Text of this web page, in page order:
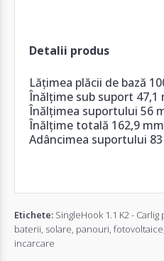
Detalii produs
Lățimea plăcii de bază
Înălțime sub suport 47,1
Înălțimea suportului 56
Înălțime totală 162,9 mm
Adâncimea suportului
Etichete: SingleHook 1.1 K2 -
baterii solare panouri fotovoltaice
incarcare